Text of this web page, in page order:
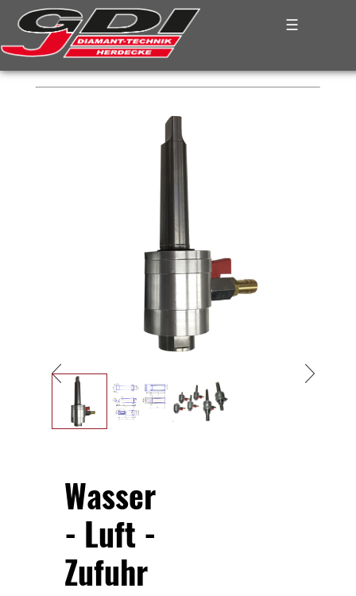
☰
PLATZHALTER FÜR DAS
BREADCRUMB-MENUE
Wasser
- Luft -
Zufuhr